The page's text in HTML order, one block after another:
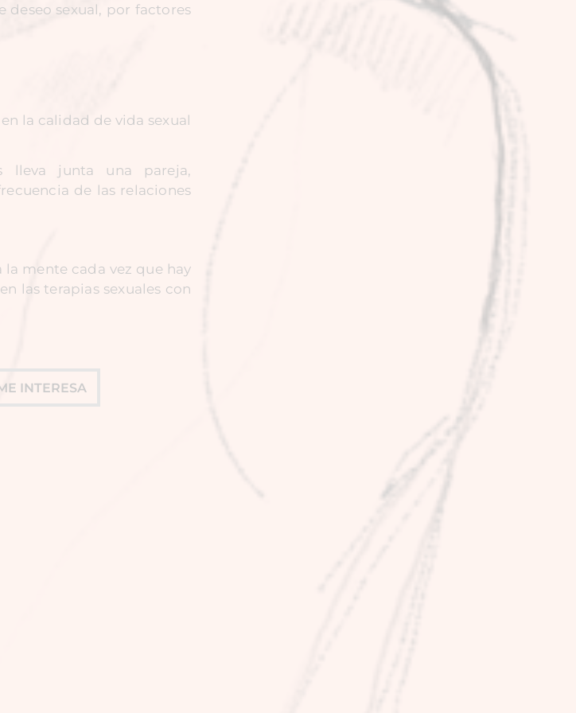
deseo sexual, por factores
la calidad de vida sexual
lleva junta una pareja,
de las relaciones
la mente cada vez que hay
las terapias sexuales con
INTERESA